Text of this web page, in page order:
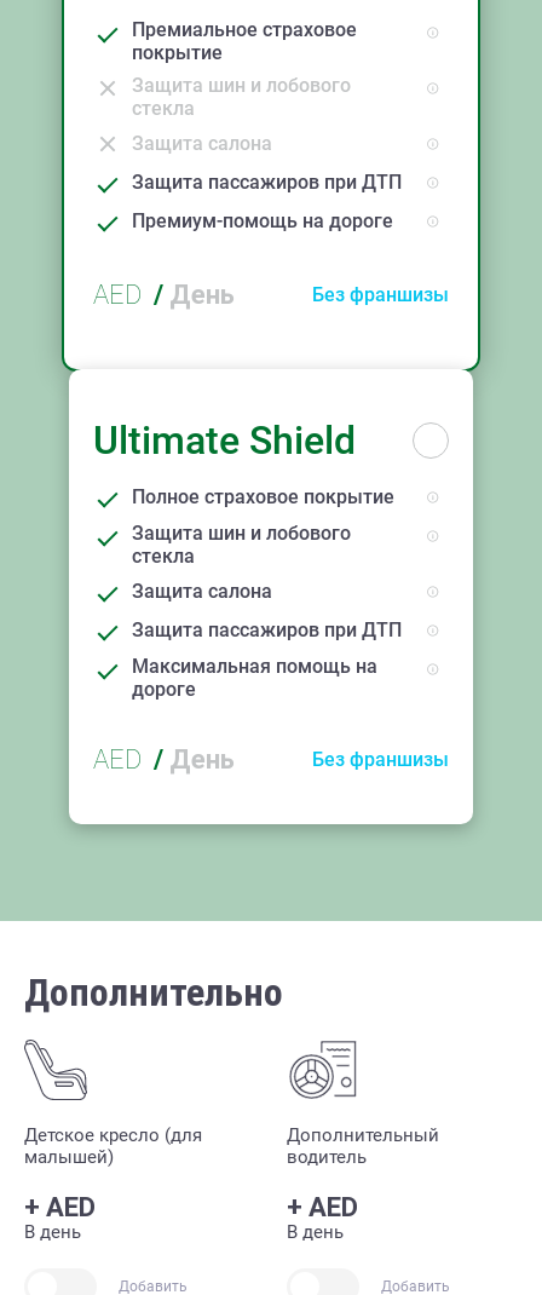
Премиальное страховое
покрытие
Защита шин и лобового
стекла
Защита салона
Защита пассажиров при ДТП
Премиум-помощь на дороге
AED / День Без франшизы
Ultimate Shield
Полное страховое покрытие
Защита шин и лобового
стекла
Защита салона
Защита пассажиров при ДТП
Максимальная помощь на
дороге
AED / День Без франшизы
Дополнительно
Детское кресло (для
малышей)
+ AED
В день
Добавить
Дополнительный
водитель
+ AED
В день
Добавить